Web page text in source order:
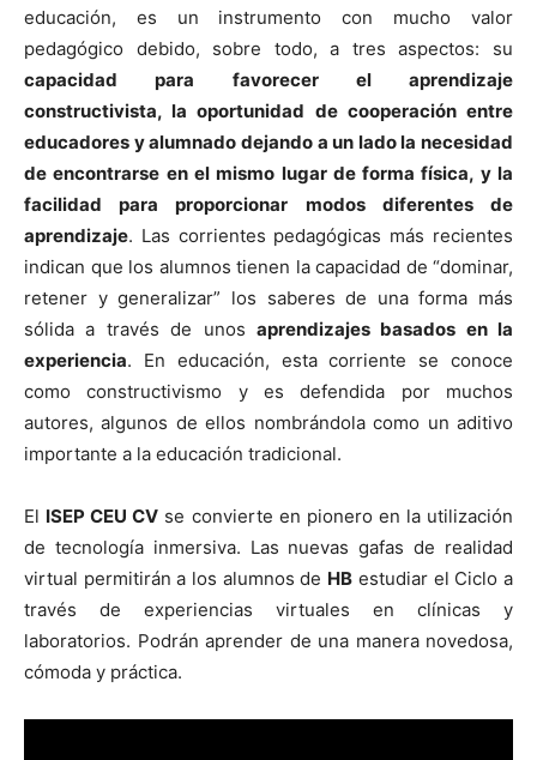
educación, es un instrumento con mucho valor
pedagógico debido, sobre todo, a tres aspectos: su
capacidad para favorecer el aprendizaje
constructivista, la oportunidad de cooperación entre
educadores y alumnado dejando a un lado la necesidad
de encontrarse en el mismo lugar de forma física, y la
facilidad para proporcionar modos diferentes de
aprendizaje. Las corrientes pedagógicas más recientes
indican que los alumnos tienen la capacidad de “dominar,
retener y generalizar” los saberes de una forma más
sólida a través de unos aprendizajes basados en la
experiencia. En educación, esta corriente se conoce
como constructivismo y es defendida por muchos
autores, algunos de ellos nombrándola como un aditivo
importante a la educación tradicional.
El ISEP CEU CV se convierte en pionero en la utilización
de tecnología inmersiva. Las nuevas gafas de realidad
virtual permitirán a los alumnos de HB estudiar el Ciclo a
través de experiencias virtuales en clínicas y
laboratorios. Podrán aprender de una manera novedosa,
cómoda y práctica.